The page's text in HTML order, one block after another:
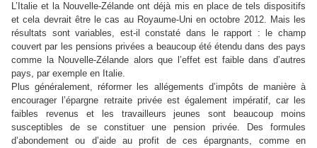
L’Italie et la Nouvelle-Zélande ont déjà mis en place de tels dispositifs
et cela devrait être le cas au Royaume-Uni en octobre 2012. Mais les
résultats sont variables, est-il constaté dans le rapport : le champ
couvert par les pensions privées a beaucoup été étendu dans des pays
comme la Nouvelle-Zélande alors que l’effet est faible dans d’autres
pays, par exemple en Italie.
Plus généralement, réformer les allégements d’impôts de manière à
encourager l’épargne retraite privée est également impératif, car les
faibles revenus et les travailleurs jeunes sont beaucoup moins
susceptibles de se constituer une pension privée. Des formules
d’abondement ou d’aide au profit de ces épargnants, comme en